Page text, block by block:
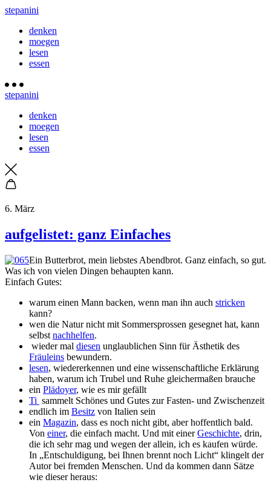
stepanini
denken
moegen
lesen
essen
stepanini
denken
moegen
lesen
essen
6. März
aufgelistet: ganz Einfaches
Ein Butterbrot, mein liebstes Abendbrot. Ganz einfach, so gut.
Was ich von vielen Dingen behaupten kann.
Einfach Gutes:
warum einen Mann backen, wenn man ihn auch stricken
kann?
wen die Natur nicht mit Sommersprossen gesegnet hat, kann
selbst nachhelfen.
wieder mal diesen unglaublichen Sinn für Ästhetik des
Fräuleins bewundern.
lesen, wiedererkennen und eine wissenschaftliche Erklärung
haben, warum ich Trubel und Ruhe gleichermaßen brauche
ein Plädoyer, wie es mir gefällt
Ti sammelt Schönes und Gutes zur Fasten- und Zwischenzeit
endlich im Besitz von Italien sein
ein Magazin, dass es noch nicht gibt, aber hoffentlich bald.
Von einer, die einfach macht. Und mit einerGeschichte, drin,
die ich sehr mag und wegen der allein, ich es kaufen würde.
In „Entschuldigung, bei Ihnen brennt noch Licht“ klingelt der
Autor bei fremden Menschen. Und da kommen dann Sätze
wie dieser heraus: